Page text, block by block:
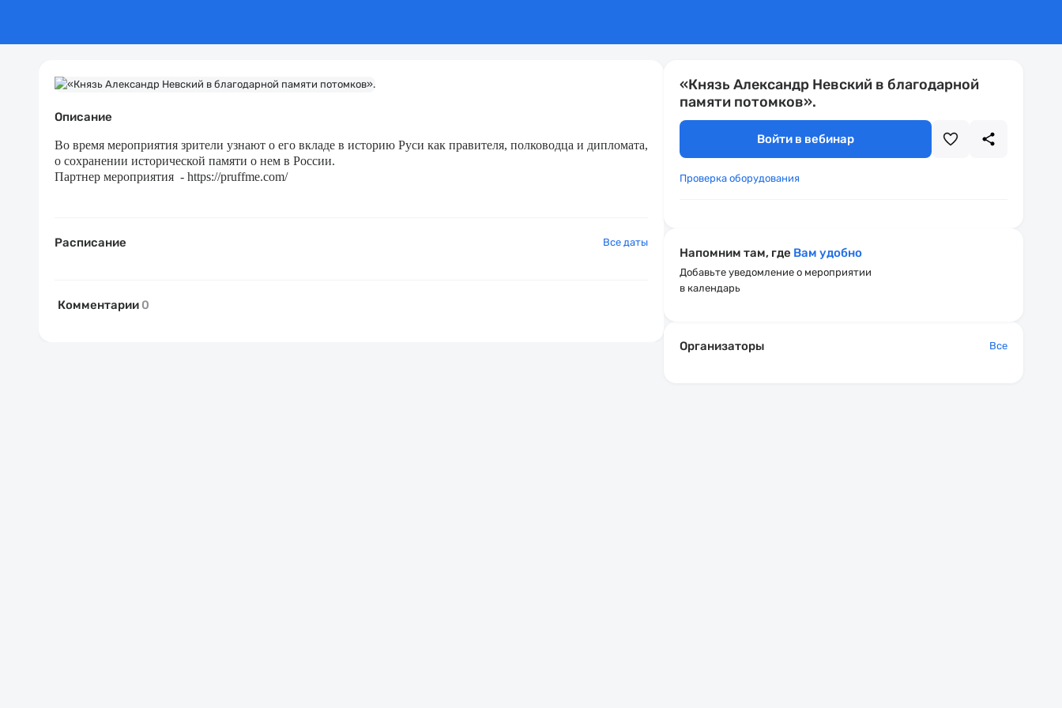
Описание
Во время мероприятия зрители узнают о его вкладе в историю Руси как правителя, полководца и дипломата,
о сохранении исторической памяти о нем в России.
Партнер мероприятия - https://pruffme.com/
Расписание Все даты
Комментарии 0
«Князь Александр Невский в благодарной
памяти потомков».
Войти в вебинар
Проверка оборудования
Напомним там, где Вам удобно
Добавьте уведомление о мероприятии
в календарь
Организаторы Все